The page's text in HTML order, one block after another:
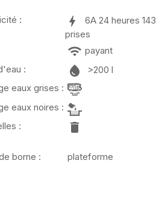
: 6A 24 heures 143
prises
payant
:
>200 l
eaux grises :
eaux noires :
:
borne : plateforme